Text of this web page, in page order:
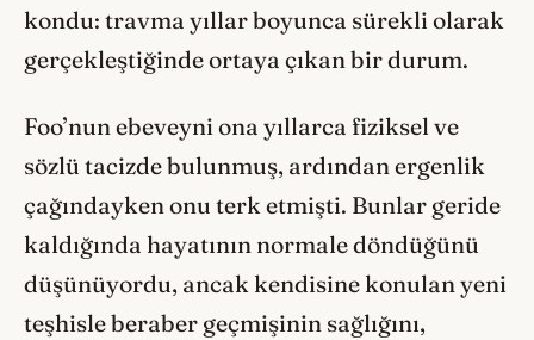
kondu: travma yıllar boyunca sürekli olarak
gerçekleştiğinde ortaya çıkan bir durum.
Foo’nun ebeveyni ona yıllarca fiziksel ve
sözlü tacizde bulunmuş, ardından ergenlik
çağındayken onu terk etmişti. Bunlar geride
kaldığında hayatının normale döndüğünü
düşünüyordu, ancak kendisine konulan yeni
teşhisle beraber geçmişinin sağlığını,